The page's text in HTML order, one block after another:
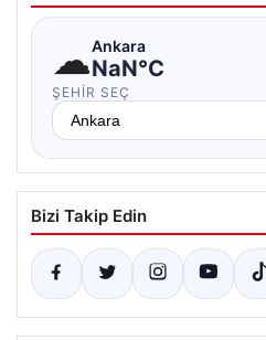
☁Ankara
NaN°C
ŞEHIR SEÇ
Bizi Takip Edin